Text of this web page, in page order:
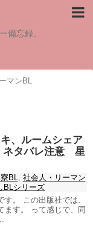
備忘録。
マンBL
、ルームシェア
タバレ注意 星
BL, 社会人・リーマン
BLシリーズ
。 この出版社では、
ます。 って感じで、同